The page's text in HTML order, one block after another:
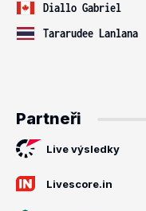
Diallo Gabriel
Tararudee Lanlana
Partneři
Live výsledky
Livescore.in